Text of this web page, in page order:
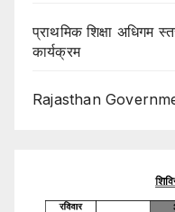
प्राथमिक शिक्षा अधिगम
कार्यक्रम
Rajasthan